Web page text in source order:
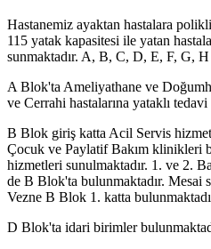
Hastanemiz ayaktan hastalara
115 yatak kapasitesi ile yatan
sunmaktadır. A, B, C, D, E, F, G, H
A Blok'ta Ameliyathane ve
ve Cerrahi hastalarına yataklı
B Blok giriş katta Acil Servis
Çocuk ve Paylatif Bakım klinikleri
hizmetleri sunulmaktadır. 1. ve 2.
de B Blok'ta bulunmaktadır. Mesai
Vezne B Blok 1. katta
D Blok'ta idari birimler